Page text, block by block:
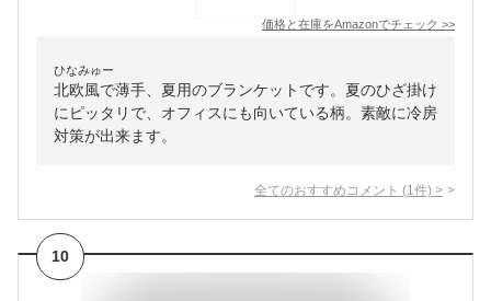
価格と在庫をAmazonでチェック >>
ひなみゅー
北欧風で薄手、夏用のブランケットです。夏のひざ掛け
にピッタリで、オフィスにも向いている柄。素敵に冷房
対策が出来ます。
全てのおすすめコメント (1 件) >
10